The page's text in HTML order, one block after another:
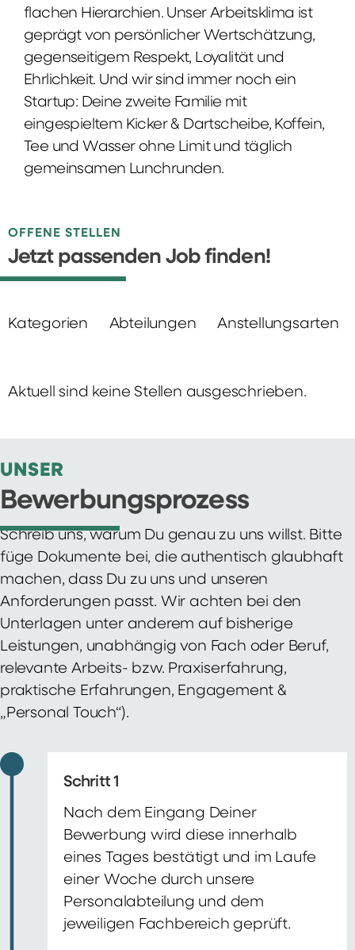
flachen Hierarchien. Unser Arbeitsklima ist
geprägt von persönlicher Wertschätzung,
gegenseitigem Respekt, Loyalität und
Ehrlichkeit. Und wir sind immer noch ein
Startup: Deine zweite Familie mit
eingespieltem Kicker & Dartscheibe, Koffein,
Tee und Wasser ohne Limit und täglich
gemeinsamen Lunchrunden.
OFFENE STELLEN
Jetzt passenden Job finden!
Kategorien Abteilungen Anstellungsarten
Aktuell sind keine Stellen ausgeschrieben.
UNSER
Bewerbungsprozess
Schreib uns, warum Du genau zu uns willst. Bitte
füge Dokumente bei, die authentisch glaubhaft
machen, dass Du zu uns und unseren
Anforderungen passt. Wir achten bei den
Unterlagen unter anderem auf bisherige
Leistungen, unabhängig von Fach oder Beruf,
relevante Arbeits- bzw. Praxiserfahrung,
praktische Erfahrungen, Engagement &
„Personal Touch“).
Schritt 1
Nach dem Eingang Deiner
Bewerbung wird diese innerhalb
eines Tages bestätigt und im Laufe
einer Woche durch unsere
Personalabteilung und dem
jeweiligen Fachbereich geprüft.